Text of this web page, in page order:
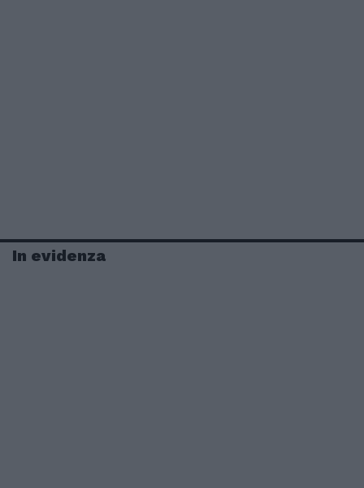
In evidenza